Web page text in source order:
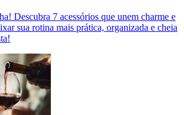
Descubra 7 acessórios que unem charme e
sua rotina mais prática, organizada e cheia